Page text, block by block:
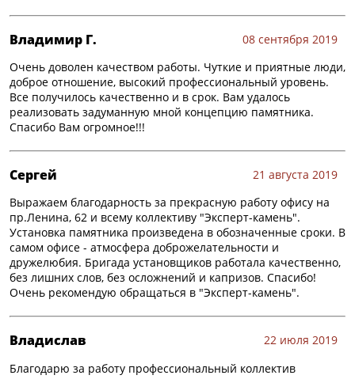
Владимир Г.
08 сентября 2019
Очень доволен качеством работы. Чуткие и приятные люди,
доброе отношение, высокий профессиональный уровень.
Все получилось качественно и в срок. Вам удалось
реализовать задуманную мной концепцию памятника.
Спасибо Вам огромное!!!
Сергей
21 августа 2019
Выражаем благодарность за прекрасную работу офису на
пр.Ленина, 62 и всему коллективу "Эксперт-камень".
Установка памятника произведена в обозначенные сроки. В
самом офисе - атмосфера доброжелательности и
дружелюбия. Бригада установщиков работала качественно,
без лишних слов, без осложнений и капризов. Спасибо!
Очень рекомендую обращаться в "Эксперт-камень".
Владислав
22 июля 2019
Благодарю за работу профессиональный коллектив